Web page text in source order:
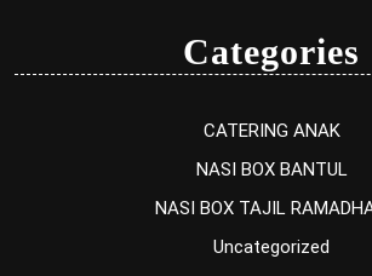
Categories
CATERING ANAK
NASI BOX BANTUL
NASI BOX TAJIL
Uncategorized